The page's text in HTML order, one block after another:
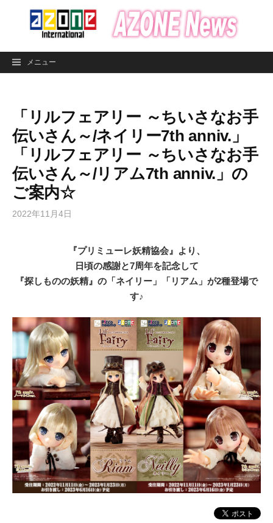
ン
メニュー
「リルフェアリー ～ちいさなお手
伝いさん～/ネイリー7th anniv.」
「リルフェアリー ～ちいさなお手
伝いさん～/リアム7th anniv.」の
ご案内☆
2022年11月4日
『プリミューレ妖精協会』より、
日頃の感謝と7周年を記念して
『探しものの妖精』の「ネイリー」「リアム」が2種登場で
す♪